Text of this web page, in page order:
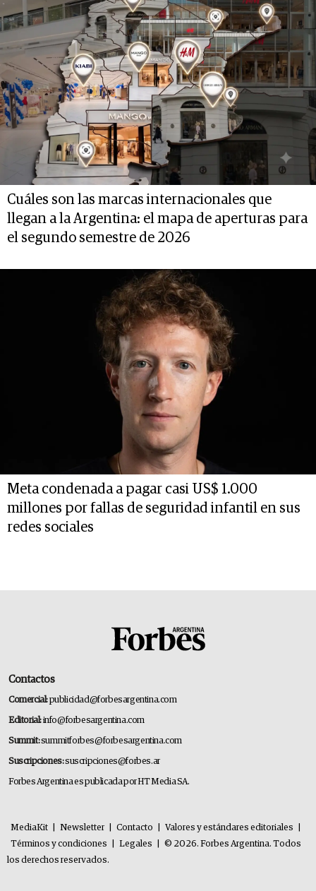
Cuáles son las marcas internacionales que
llegan a la Argentina: el mapa de aperturas para
el segundo semestre de 2026
Meta condenada a pagar casi US$ 1.000
millones por fallas de seguridad infantil en sus
redes sociales
Contactos
Comercial:publicidad@forbesargentina.com
Editorial:info@forbesargentina.com
Summit:summitforbes@forbesargentina.com
Suscripciones:suscripciones@forbes.ar
Forbes Argentina es publicada por HT Media SA.
MediaKit Newsletter Contacto Valores y estándares editoriales
Términos y condiciones
Legales
© 2026. Forbes Argentina. Todos
los derechos reservados.